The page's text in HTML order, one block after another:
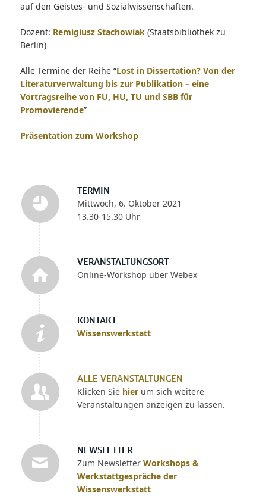
TERMIN
Mittwoch, 6. Oktober 2021
13.30-15.30 Uhr
VERANSTALTUNGSORT
Online-Workshop über Webex
KONTAKT
Wissenswerkstatt
ALLE VERANSTALTUNGEN
Klicken Sie hierum sich weitere
Veranstaltungen anzeigen zu lassen.
NEWSLETTER
Zum Newsletter Workshops &
Werkstattgespräche der
Wissenswerkstatt
auf den Geistes- und Sozialwissenschaften.
Dozent: Remigiusz Stachowiak(Staatsbibliothek zu
Berlin)
Alle Termine der Reihe “Lost in Dissertation? Von der
Literaturverwaltung bis zur Publikation – eine
Vortragsreihe von FU, HU, TU und SBB für
Promovierende”
Präsentation zum Workshop